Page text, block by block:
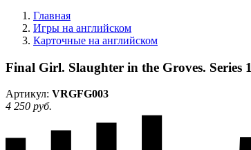
Главная
Игры на английском
Карточные на английском
Final Girl. Slaughter in the Groves. Series 1
Артикул: VRGFG003
4 250 руб.